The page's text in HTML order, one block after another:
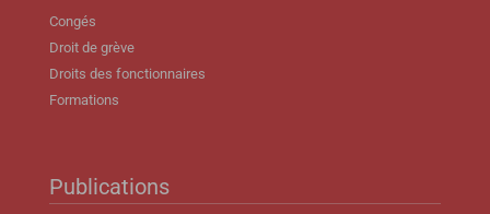
Congés
Droit de grève
Droits des fonctionnaires
Formations
Publications